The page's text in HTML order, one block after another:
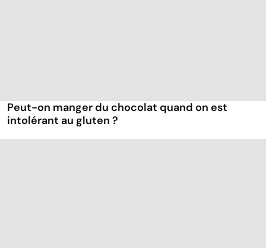
Peut-on manger du chocolat quand on est
intolérant au gluten ?